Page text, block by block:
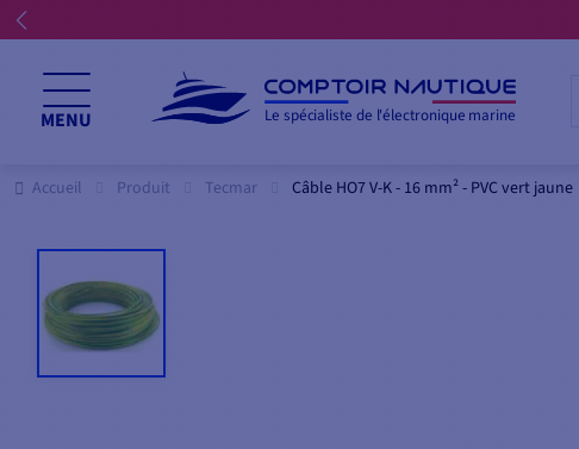
MENU Le spécialiste de l'électronique marine
Accueil Produit Tecmar Câble HO7 V-K - 16 mm² - PVC vert jaune